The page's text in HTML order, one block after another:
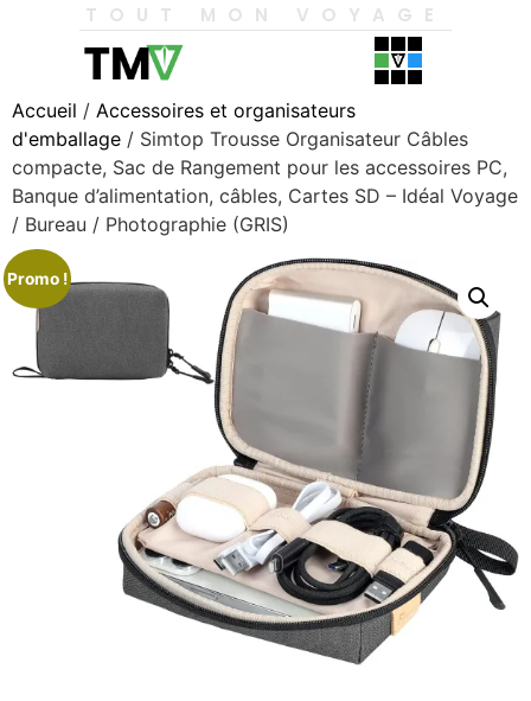
TOUT MON VOYAGE
Accueil / Accessoires et organisateurs
d'emballage / Simtop Trousse Organisateur Câbles
compacte, Sac de Rangement pour les accessoires PC,
Banque d’alimentation, câbles, Cartes SD – Idéal Voyage
/ Bureau / Photographie (GRIS)
Promo !